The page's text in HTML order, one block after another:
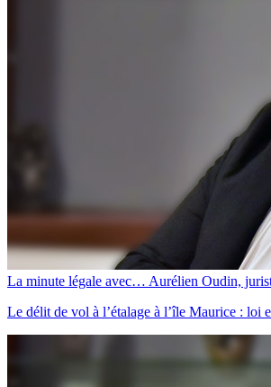
La minute légale avec… Aurélien Oudin,
Le délit de vol à l’étalage à l’île Maurice : loi